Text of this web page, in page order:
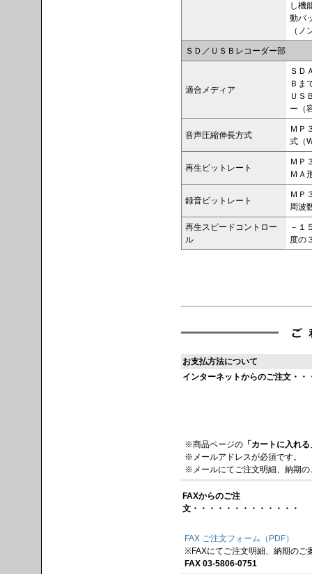
し機
動バ
（
ＳＤ／ＵＳＢレコーダー部
適合メディア
ＳＤ
Ｂま
ＵＳ
ー（
音声圧縮伸長方式
ＭＰ
式（
再生ビットレート
ＭＰ
ＭＡ
録音ビットレート
ＭＰ
周波
再生スピードコントロー
ル
－１
度の
お支払方法について
インターネットからのご注文・・
※商品ページの 「カートに入れる
※メールアドレスが必須です。
※メールにてご注文明細、納期
FAXからのご注
文・・・・・・・・・・・・・
FAX ご注文フォーム（PDF）
※FAXにてご注文明細、納期のご
FAX 03-5806-0751